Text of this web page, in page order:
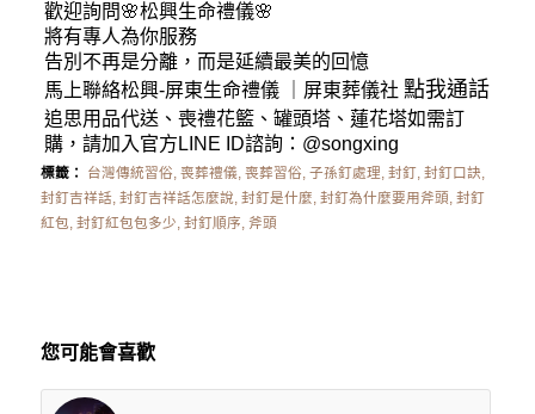
歡迎詢問🌸松興生命禮儀🌸
將有專人為你服務
告別不再是分離，而是延續最美的回憶
馬上聯絡松興-屏東生命禮儀｜ 屏東葬儀社 點我通話
追思用品代送、喪禮花籃、罐頭塔、蓮花塔如需訂
購，請加入官方LINE ID諮詢： @songxing
標籤： 台灣傳統習俗 喪葬禮儀, 喪葬習俗 子孫釘處理 封釘, 封釘口訣,
封釘吉祥話, 封釘吉祥話怎麼說 封釘是什麼 封釘為什麼要用斧頭 封釘
紅包 封釘紅包包多少 封釘順序 斧頭
您可能會喜歡